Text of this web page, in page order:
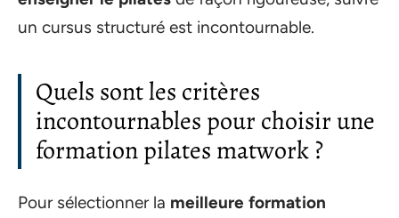
un cursus structuré est incontournable.
Quels sont les critères
incontournables pour choisir une
formation pilates matwork ?
Pour sélectionner la meilleure formation